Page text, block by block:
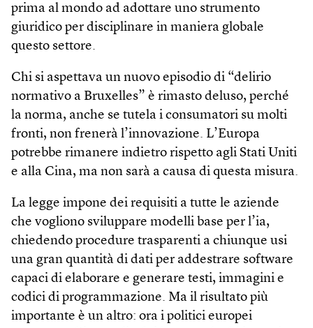
prima al mondo ad adottare uno strumento
giuridico per disciplinare in maniera globale
questo settore.
Chi si aspettava un nuovo episodio di “delirio
normativo a Bruxelles” è rimasto deluso, perché
la norma, anche se tutela i consumatori su molti
fronti, non frenerà l’innovazione. L’Europa
potrebbe rimanere indietro rispetto agli Stati Uniti
e alla Cina, ma non sarà a causa di questa misura.
La legge impone dei requisiti a tutte le aziende
che vogliono sviluppare modelli base per l’ia,
chiedendo procedure trasparenti a chiunque usi
una gran quantità di dati per addestrare software
capaci di elaborare e generare testi, immagini e
codici di programmazione. Ma il risultato più
importante è un altro: ora i politici europei